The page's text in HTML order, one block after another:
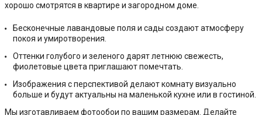
хорошо смотрятся в квартире и загородном доме.
Бесконечные лавандовые поля и сады создают атмосферу
покоя и умиротворения.
Оттенки голубого и зеленого дарят летнюю свежесть,
фиолетовые цвета приглашают помечтать.
Изображения с перспективой делают комнату визуально
больше и будут актуальны на маленькой кухне или в гостиной.
Мы изготавливаем фотообои по вашим размерам. Делайте